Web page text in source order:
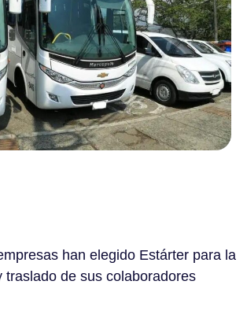
han elegido Estárter para la
traslado de sus colaboradores